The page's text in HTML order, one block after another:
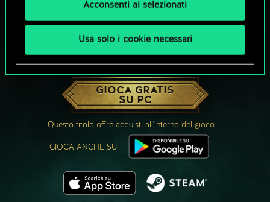
Acconsenti ai selezionati
Usa solo i cookie necessari
CHE NE DICI DI UNA PARTITA A GWENT?
GIOCA GRATIS
SU PC
Questo titolo offre acquisti all'interno del gioco.
GIOCA ANCHE SU